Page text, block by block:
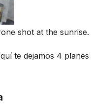
shot at the sunrise.
te dejamos 4 planes